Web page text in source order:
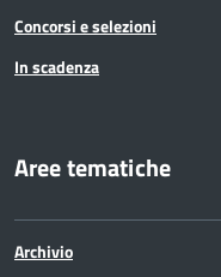
Concorsi e selezioni
In scadenza
Aree tematiche
Archivio